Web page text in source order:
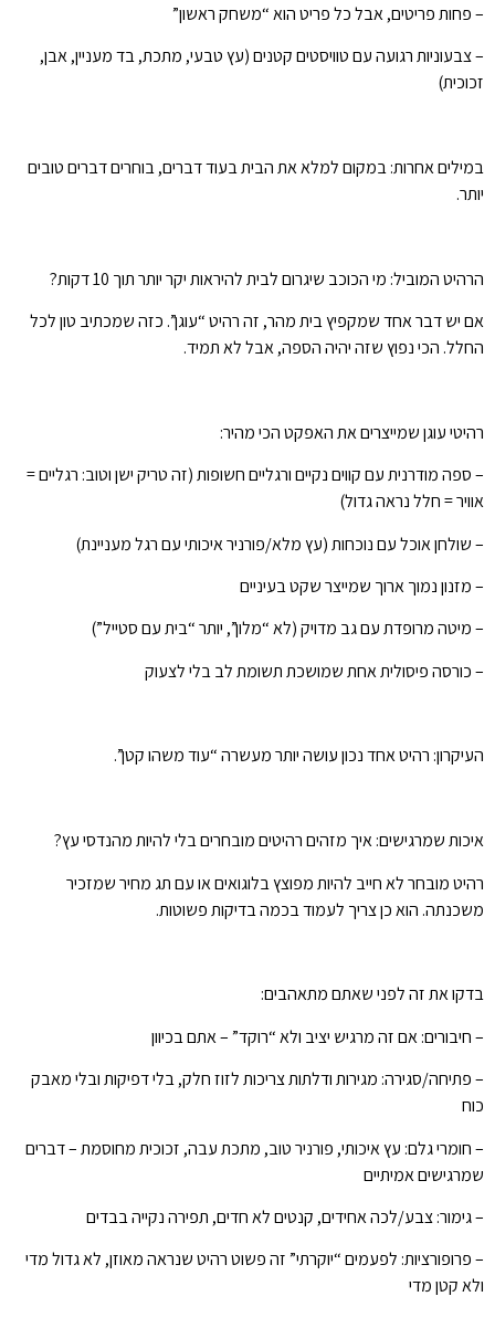
– פחות פריטים, אבל כל פריט הוא “משחק ראשון”
– צבעוניות רגועה עם טוויסטים קטנים (עץ טבעי, מתכת, בד מעניין, אבן,
זכוכית)
במילים אחרות: במקום למלא את הבית בעוד דברים, בוחרים דברים טובים
יותר.
הרהיט המוביל: מי הכוכב שיגרום לבית להיראות יקר יותר תוך 10 דקות?
אם יש דבר אחד שמקפיץ בית מהר, זה רהיט “עוגן”. כזה שמכתיב טון לכל
החלל. הכי נפוץ שזה יהיה הספה, אבל לא תמיד.
רהיטי עוגן שמייצרים את האפקט הכי מהיר:
– ספה מודרנית עם קווים נקיים ורגליים חשופות (זה טריק ישן וטוב: רגליים =
אוויר = חלל נראה גדול)
– שולחן אוכל עם נוכחות (עץ מלא/פורניר איכותי עם רגל מעניינת)
– מזנון נמוך ארוך שמייצר שקט בעיניים
– מיטה מרופדת עם גב מדויק (לא “מלון”, יותר “בית עם סטייל”)
– כורסה פיסולית אחת שמושכת תשומת לב בלי לצעוק
העיקרון: רהיט אחד נכון עושה יותר מעשרה “עוד משהו קטן”.
איכות שמרגישים: איך מזהים רהיטים מובחרים בלי להיות מהנדסי עץ?
רהיט מובחר לא חייב להיות מפוצץ בלוגואים או עם תג מחיר שמזכיר
משכנתה. הוא כן צריך לעמוד בכמה בדיקות פשוטות.
בדקו את זה לפני שאתם מתאהבים:
– חיבורים: אם זה מרגיש יציב ולא “רוקד” – אתם בכיוון
– פתיחה/סגירה: מגירות ודלתות צריכות לזוז חלק, בלי דפיקות ובלי מאבק
כוח
– חומרי גלם: עץ איכותי, פורניר טוב, מתכת עבה, זכוכית מחוסמת – דברים
שמרגישים אמיתיים
– גימור: צבע/לכה אחידים, קנטים לא חדים, תפירה נקייה בבדים
– פרופורציות: לפעמים “יוקרתי” זה פשוט רהיט שנראה מאוזן, לא גדול מדי
ולא קטן מדי